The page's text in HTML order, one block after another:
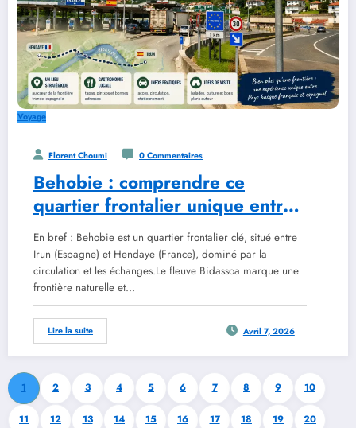
Voyage
Florent Choumi 0 Commentaires
Behobie : comprendre ce
quartier frontalier unique entre
la France et l’Espagne
En bref : Behobie est un quartier frontalier clé, situé entre
Irun (Espagne) et Hendaye (France), dominé par la
circulation et les échanges.Le fleuve Bidassoa marque une
frontière naturelle et…
Lire la suite Avril 7, 2026
1 2 3 4 5 6 7 8 9 10
11 12 13 14 15 16 17 18 19 20